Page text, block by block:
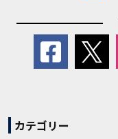
カテゴリー